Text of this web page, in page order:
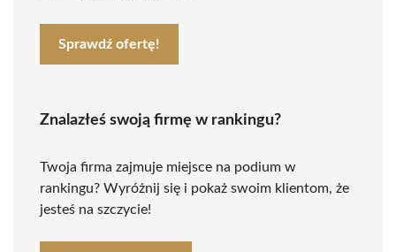
Sprawdź ofertę!
Znalazłeś swoją firmę w rankingu?
Twoja firma zajmuje miejsce na podium w
rankingu? Wyróżnij się i pokaż swoim klientom, że
jesteś na szczycie!